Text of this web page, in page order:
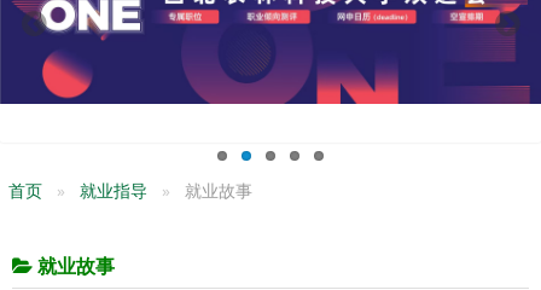
首页 就业指导 就业故事
就业故事